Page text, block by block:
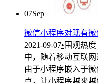
07Sep
微信小程序对现有微
2021-09-07• 围观热度
中，随着移动互联
由于小程序嵌入于
点，让小程序越来